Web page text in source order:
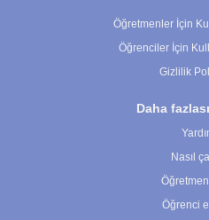
Öğretmenler İçin
Öğrenciler İçin
Gizlilik
Daha
Nasıl
Öğretmen
Öğrenci